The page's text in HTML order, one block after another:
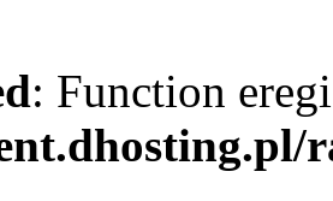
: Function